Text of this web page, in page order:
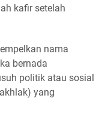
kafir setelah
nama
bernada
politik atau sosial
yang